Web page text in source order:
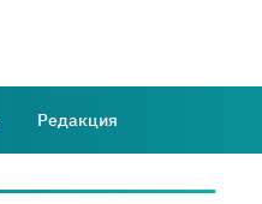
Редакция